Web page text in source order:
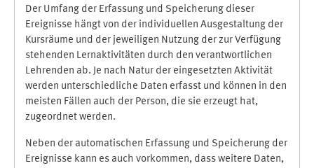
Der Umfang der Erfassung und Speicherung dieser
Ereignisse hängt von der individuellen Ausgestaltung der
Kursräume und der jeweiligen Nutzung der zur Verfügung
stehenden Lernaktivitäten durch den verantwortlichen
Lehrenden ab. Je nach Natur der eingesetzten Aktivität
werden unterschiedliche Daten erfasst und können in den
meisten Fällen auch der Person, die sie erzeugt hat,
zugeordnet werden.
Neben der automatischen Erfassung und Speicherung der
Ereignisse kann es auch vorkommen, dass weitere Daten,